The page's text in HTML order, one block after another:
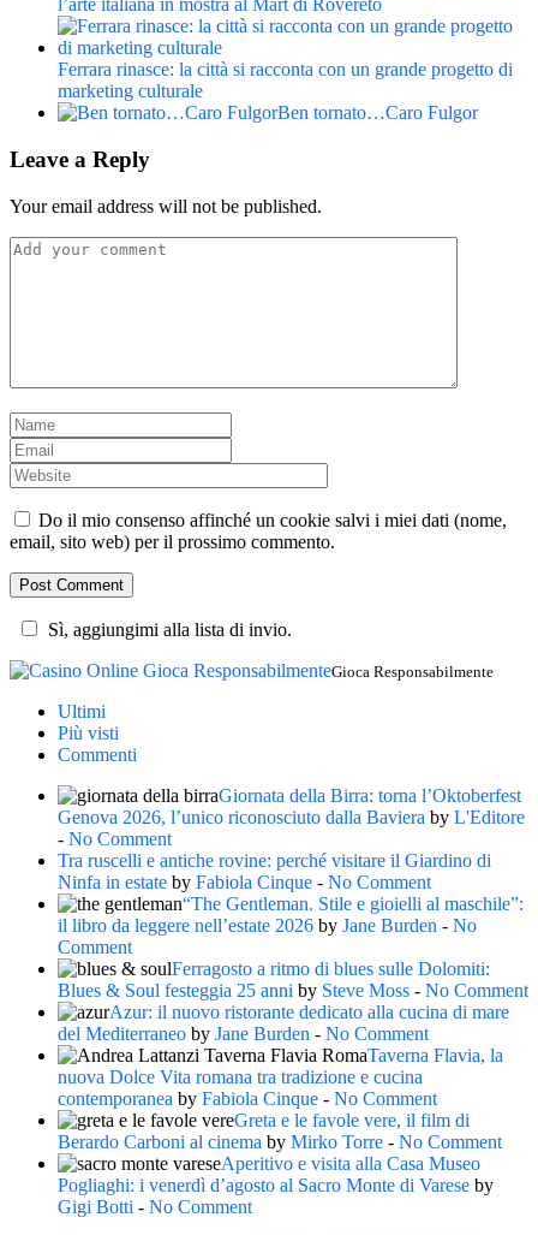
l’arte italiana in mostra al Mart di Rovereto
Ferrara rinasce: la città si racconta con un grande progetto di
marketing culturale
Ben tornato…Caro Fulgor
Leave a Reply
Your email address will not be published.
Do il mio consenso affinché un cookie salvi i miei dati (nome,
email, sito web) per il prossimo commento.
Sì, aggiungimi alla lista di invio.
Gioca Responsabilmente
Ultimi
Più visti
Commenti
Giornata della Birra: torna l’Oktoberfest
Genova 2026, l’unico riconosciuto dalla Baviera by L'Editore
- No Comment
Tra ruscelli e antiche rovine: perché visitare il Giardino di
Ninfa in estate by Fabiola Cinque - No Comment
“The Gentleman. Stile e gioielli al maschile”:
il libro da leggere nell’estate 2026 by Jane Burden - No
Comment
Ferragosto a ritmo di blues sulle Dolomiti:
Blues & Soul festeggia 25 anni by Steve Moss - No Comment
Azur: il nuovo ristorante dedicato alla cucina di mare
del Mediterraneo by Jane Burden - No Comment
Taverna Flavia, la
nuova Dolce Vita romana tra tradizione e cucina
contemporanea by Fabiola Cinque - No Comment
Greta e le favole vere, il film di
Berardo Carboni al cinema by Mirko Torre - No Comment
Aperitivo e visita alla Casa Museo
Pogliaghi: i venerdì d’agosto al Sacro Monte di Varese by
Gigi Botti - No Comment